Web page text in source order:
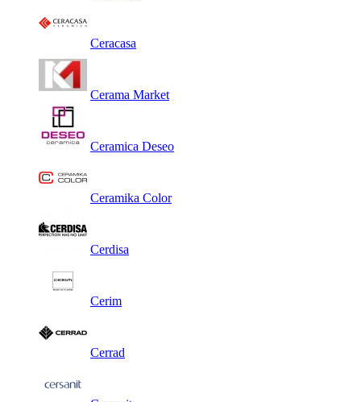
Ceracasa
Cerama Market
Ceramica Deseo
Ceramika Color
Cerdisa
Cerim
Cerrad